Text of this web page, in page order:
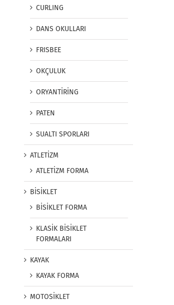
CURLING
DANS OKULLARI
FRISBEE
OKÇULUK
ORYANTİRİNG
PATEN
SUALTI SPORLARI
ATLETİZM
ATLETİZM FORMA
BİSİKLET
BİSİKLET FORMA
KLASİK BİSİKLET
FORMALARI
KAYAK
KAYAK FORMA
MOTOSİKLET